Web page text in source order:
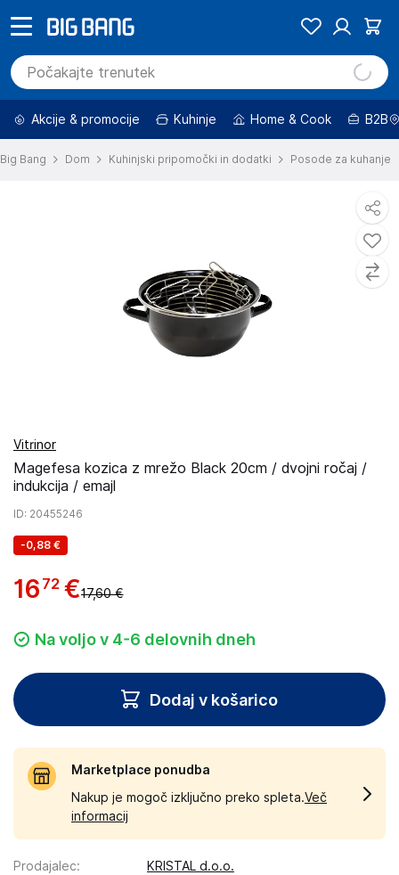
Akcije & promocije Kuhinje Home & Cook B2B
Big Bang Dom Kuhinjski pripomočki in dodatki Posode za kuhanje
Vitrinor
Magefesa kozica z mrežo Black 20cm / dvojni ročaj /
indukcija / emajl
ID: 20455246
-0,88 €
16 72 €17,60 €
Na voljo v 4-6 delovnih dneh
Dodaj v košarico
Marketplace ponudba
Nakup je mogoč izključno preko spleta.Več
informacij
Prodajalec:
KRISTAL d.o.o.